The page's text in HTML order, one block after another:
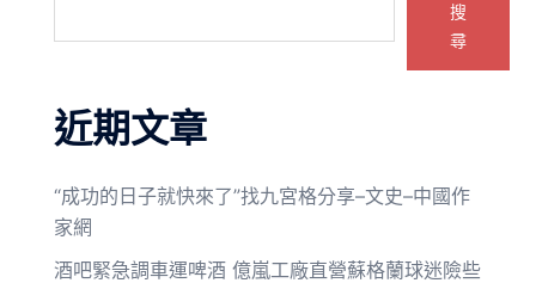
搜
尋
近期文章
“成功的日子就快來了”找九宮格分享–文史–中國作
家網
酒吧緊急調車運啤酒 億嵐工廠直營蘇格蘭球迷險些